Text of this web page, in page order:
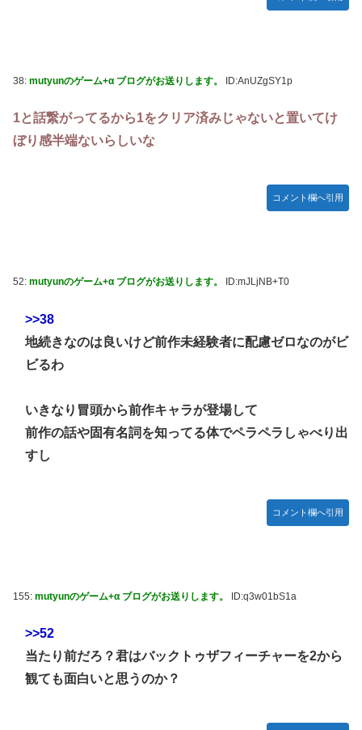
38: mutyunのゲーム+α ブログがお送りします。 ID:AnUZgSY1p
1と話繋がってるから1をクリア済みじゃないと置いてけ
ぼり感半端ないらしいな
コメント欄へ引用
52: mutyunのゲーム+α ブログがお送りします。 ID:mJLjNB+T0
>>38
地続きなのは良いけど前作未経験者に配慮ゼロなのがビ
ビるわ
いきなり冒頭から前作キャラが登場して
前作の話や固有名詞を知ってる体でペラペラしゃべり出
すし
コメント欄へ引用
155: mutyunのゲーム+α ブログがお送りします。 ID:q3w01bS1a
>>52
当たり前だろ？君はバックトゥザフィーチャーを2から
観ても面白いと思うのか？